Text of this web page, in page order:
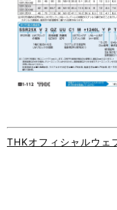
THKオフィシャルウェ